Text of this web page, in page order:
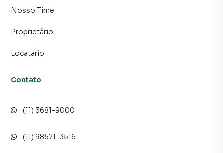
Nosso Time
Proprietário
Locatário
Contato
(11) 3681-9000
(11) 98571-3516